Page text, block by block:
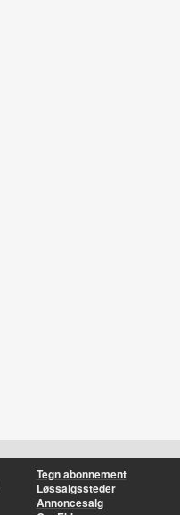
Tegn abonnement
Løssalgssteder
Annoncesalg